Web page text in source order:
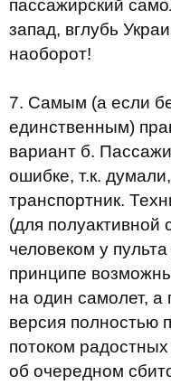
пассажирский
запад, вглубь
наоборот!
7. Самым (а если
единственным)
вариант б.
ошибке, т.к.
транспортник.
(для
человеком у
принципе
на один самолет, а
версия полностью
потоком
об очередном